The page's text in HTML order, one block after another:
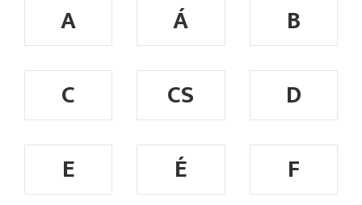
A Á
B
C
CS
D
E
É
F